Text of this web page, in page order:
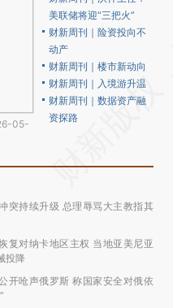
05-
美联储将迎“三把火”
财新周刊｜险资投向不
动产
财新周刊｜楼市新动向
财新周刊｜入境游升温
财新周刊｜数据资产融
资探路
突持续升级 总理辱骂大主教指其
复对纳卡地区主权 当地亚美尼亚
投降
开呛声俄罗斯 称国家安全对俄依